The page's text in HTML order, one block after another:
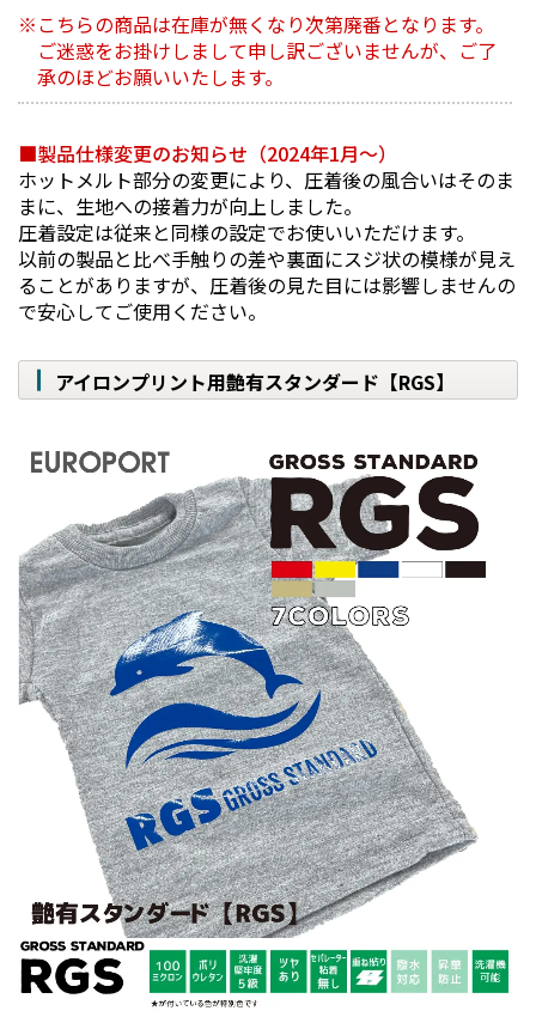
こちらの商品は在庫が無くなり次第廃番となります。
ご迷惑をお掛けしまして申し訳ございませんが、ご了
承のほどお願いいたします。
■製品仕様変更のお知らせ（2024年1月～）
ホットメルト部分の変更により、圧着後の風合いはそのま
まに、生地への接着力が向上しました。
圧着設定は従来と同様の設定でお使いいただけます。
以前の製品と比べ手触りの差や裏面にスジ状の模様が見え
ることがありますが、圧着後の見た目には影響しませんの
で安心してご使用ください。
アイロンプリント用艶有スタンダード【RGS】